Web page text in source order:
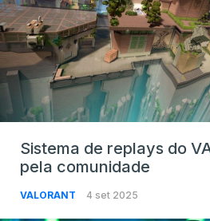
Sistema de replays do
pela comunidade
VALORANT 4 set 2025